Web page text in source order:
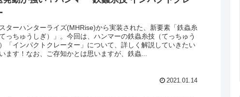
ターハンターライズ(MHRise)から実装された、新要素「鉄蟲糸
っちゅうしぎ）」。今回は、ハンマーの鉄蟲糸技（てっちゅう
「インパクトクレーター」について、詳しく解説していきたい
ます！なお、ご存知かとは思いますが、鉄蟲...
2021.01.14